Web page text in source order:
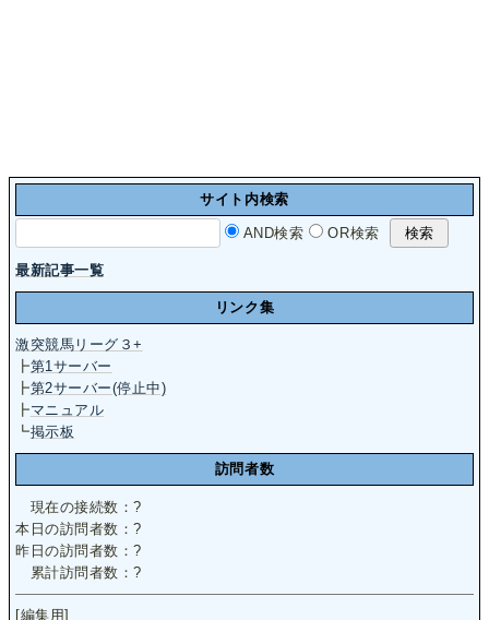
サイト内検索
AND検索 OR検索
最新記事一覧
リンク集
激突競馬リーグ３+
┣第1サーバー
┣第2サーバー(停止中)
┣マニュアル
┗掲示板
訪問者数
現在の接続数：?
本日の訪問者数：?
昨日の訪問者数：?
累計訪問者数：?
[編集用]